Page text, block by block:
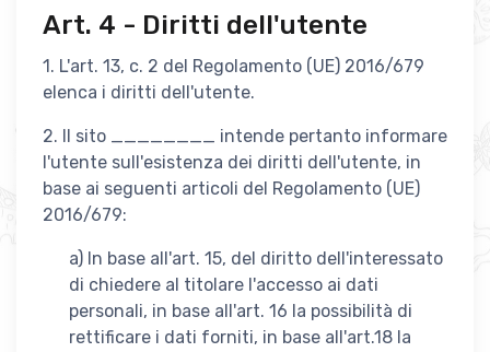
Art. 4 - Diritti dell'utente
1. L'art. 13, c. 2 del Regolamento (UE) 2016/679
elenca i diritti dell'utente.
2. Il sito ________ intende pertanto informare
l'utente sull'esistenza dei diritti dell'utente, in
base ai seguenti articoli del Regolamento (UE)
2016/679:
a) In base all'art. 15, del diritto dell'interessato
di chiedere al titolare l'accesso ai dati
personali, in base all'art. 16 la possibilità di
rettificare i dati forniti, in base all'art.18 la